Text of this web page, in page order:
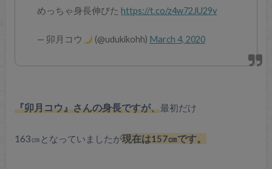
めっちゃ身長伸びたhttps://t.co/z4w72JU29v
— 卯月コウ (@udukikohh) March 4, 2020
『卯月コウ』さんの身長ですが、最初だけ
163㎝となっていましたが現在は157㎝です。